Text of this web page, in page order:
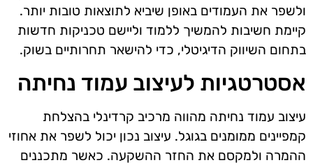
ולשפר את העמודים באופן שיביא לתוצאות טובות יותר.
קיימת חשיבות להמשיך ללמוד וליישם טכניקות חדשות
בתחום השיווק הדיגיטלי, כדי להישאר תחרותיים בשוק.
אסטרטגיות לעיצוב עמוד נחיתה
עיצוב עמוד נחיתה מהווה מרכיב קרדינלי בהצלחת
קמפיינים ממומנים בגוגל. עיצוב נכון יכול לשפר את אחוזי
ההמרה ולמקסם את החזר ההשקעה. כאשר מתכננים